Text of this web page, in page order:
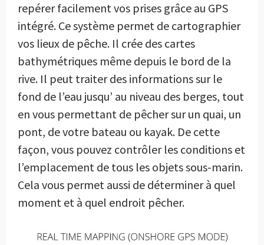
repérer facilement vos prises grâce au GPS
intégré. Ce système permet de cartographier
vos lieux de pêche. Il crée des cartes
bathymétriques même depuis le bord de la
rive. Il peut traiter des informations sur le
fond de l’eau jusqu’ au niveau des berges, tout
en vous permettant de pêcher sur un quai, un
pont, de votre bateau ou kayak. De cette
façon, vous pouvez contrôler les conditions et
l’emplacement de tous les objets sous-marin.
Cela vous permet aussi de déterminer à quel
moment et à quel endroit pêcher.